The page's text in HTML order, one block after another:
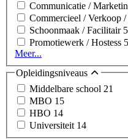
Communicatie /
Commercieel / Verkoop
Schoonmaak / Facilitair 5
Promotiewerk / Hostess 5
Meer...
Opleidingsniveaus
Middelbare school 21
MBO 15
HBO 14
Universiteit 14